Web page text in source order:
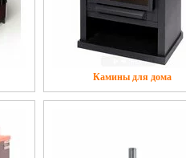
Камины для дома